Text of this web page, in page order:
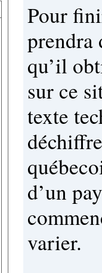
Pour
prendra
qu’il
sur ce
texte
d’un
varier.